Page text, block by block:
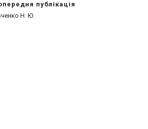
публікація
Н. Ю.